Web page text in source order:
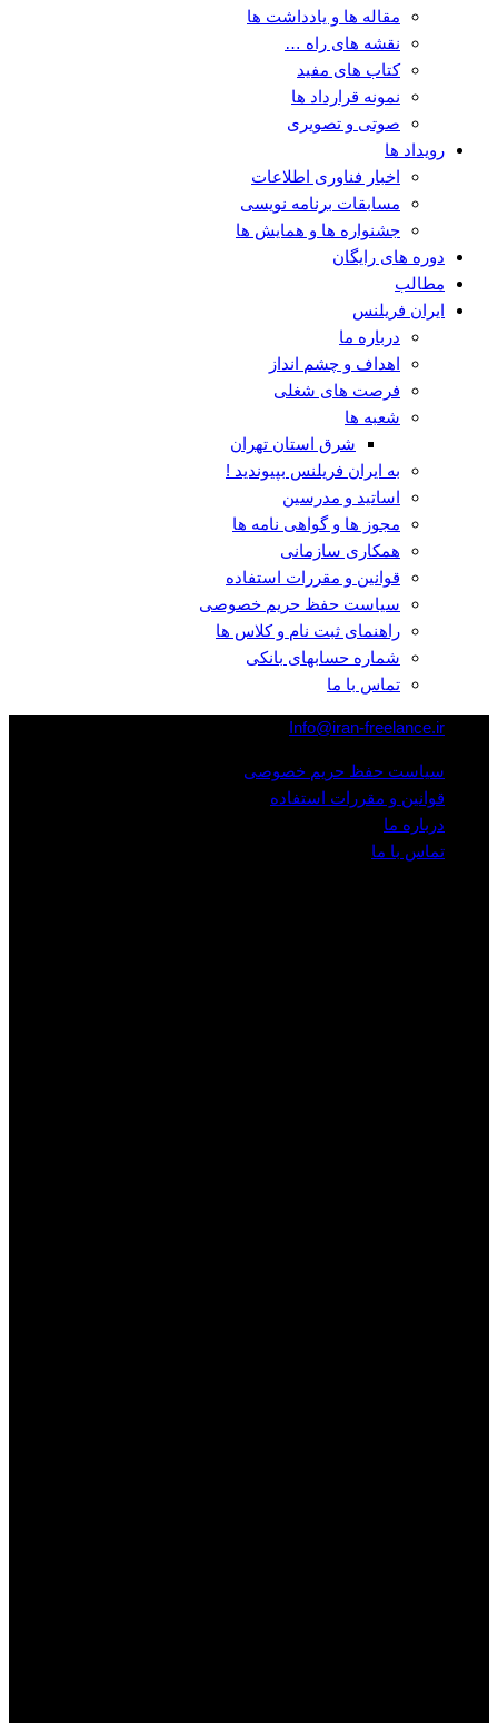
مقاله ها و یادداشت ها
نقشه های راه …
کتاب های مفید
نمونه قرارداد ها
صوتی و تصویری
رویداد ها
اخبار فناوری اطلاعات
مسابقات برنامه نویسی
جشنواره ها و همایش ها
دوره های رایگان
مطالب
ایران فریلنس
درباره ما
اهداف و چشم انداز
فرصت های شغلی
شعبه ها
شرق استان تهران
به ایران فریلنس بپیوندید !
اساتید و مدرسین
مجوز ها و گواهی نامه ها
همکاری سازمانی
قوانین و مقررات استفاده
سیاست حفظ حریم خصوصی
راهنمای ثبت نام و کلاس ها
شماره حسابهای بانکی
تماس با ما
Info@iran-freelance.ir
سیاست حفظ حریم خصوصی
قوانین و مقررات استفاده
درباره ما
تماس با ما